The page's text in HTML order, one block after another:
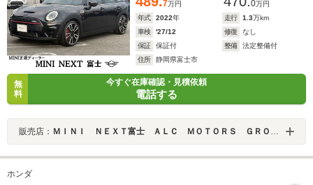
7万円 0万円
年式
2022年 走行 1.3万km
車検
'27/12 修復
なし
保証
保証付 整備
法定整備付
住所
静岡県富士市
無
料
今すぐ在庫確認・見積依頼
電話する
販売店： ＭＩＮＩ ＮＥＸＴ富士 ＡＬＣ ＭＯＴＯＲＳ ＧＲＯＵＰ
ホンダ